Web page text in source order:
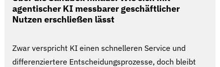
agentischer KI messbarer geschäftlicher
Nutzen erschließen lässt
Zwar verspricht KI einen schnelleren Service und
differenziertere Entscheidungsprozesse, doch bleibt